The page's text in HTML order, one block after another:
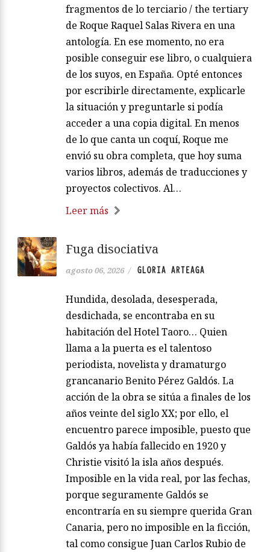
fragmentos de lo terciario / the tertiary
de Roque Raquel Salas Rivera en una
antología. En ese momento, no era
posible conseguir ese libro, o cualquiera
de los suyos, en España. Opté entonces
por escribirle directamente, explicarle
la situación y preguntarle si podía
acceder a una copia digital. En menos
de lo que canta un coquí, Roque me
envió su obra completa, que hoy suma
varios libros, además de traducciones y
proyectos colectivos. Al…
Leer más
Fuga disociativa
agosto 06, 2026 / GLORIA ARTEAGA
Hundida, desolada, desesperada,
desdichada, se encontraba en su
habitación del Hotel Taoro… Quien
llama a la puerta es el talentoso
periodista, novelista y dramaturgo
grancanario Benito Pérez Galdós. La
acción de la obra se sitúa a finales de los
años veinte del siglo XX; por ello, el
encuentro parece imposible, puesto que
Galdós ya había fallecido en 1920 y
Christie visitó la isla años después.
Imposible en la vida real, por las fechas,
porque seguramente Galdós se
encontraría en su siempre querida Gran
Canaria, pero no imposible en la ficción,
tal como consigue Juan Carlos Rubio de